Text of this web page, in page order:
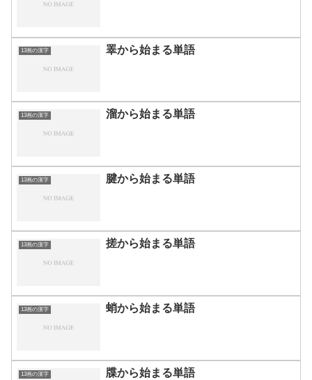
13画の漢字 睪から始まる単語
13画の漢字 溜から始まる単語
13画の漢字 腱から始まる単語
13画の漢字 搓から始まる単語
13画の漢字 蛸から始まる単語
13画の漢字 牒から始まる単語